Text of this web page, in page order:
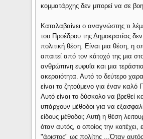
κομματάρχης δεν μπορεί να σε
Καταλαβαίνει ο αναγνώστης τι
του Προέδρου της Δημοκρατίας δεν
πολιτική θέση. Είναι μια θέση, η
απαιτεί από τον κάτοχό της μια
ανθρώπινη ευφυΐα και μια τεράστια
ακεραιότητα. Αυτό το δεύτερο
είναι το ζητούμενο για έναν καλό
Αυτό είναι το δύσκολο να βρεθεί
υπάρχουν μέθοδοι για να
είδους μέθοδοι; Αυτή η θέση
όταν αυτός, ο οποίος την κατέχει,
"άριστος" ως πολίτης ...Όταν